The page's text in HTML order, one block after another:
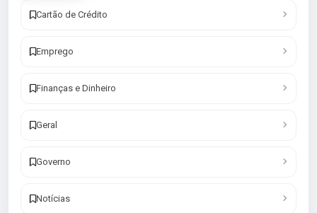
Cartão de Crédito
Emprego
Finanças e Dinheiro
Geral
Governo
Notícias